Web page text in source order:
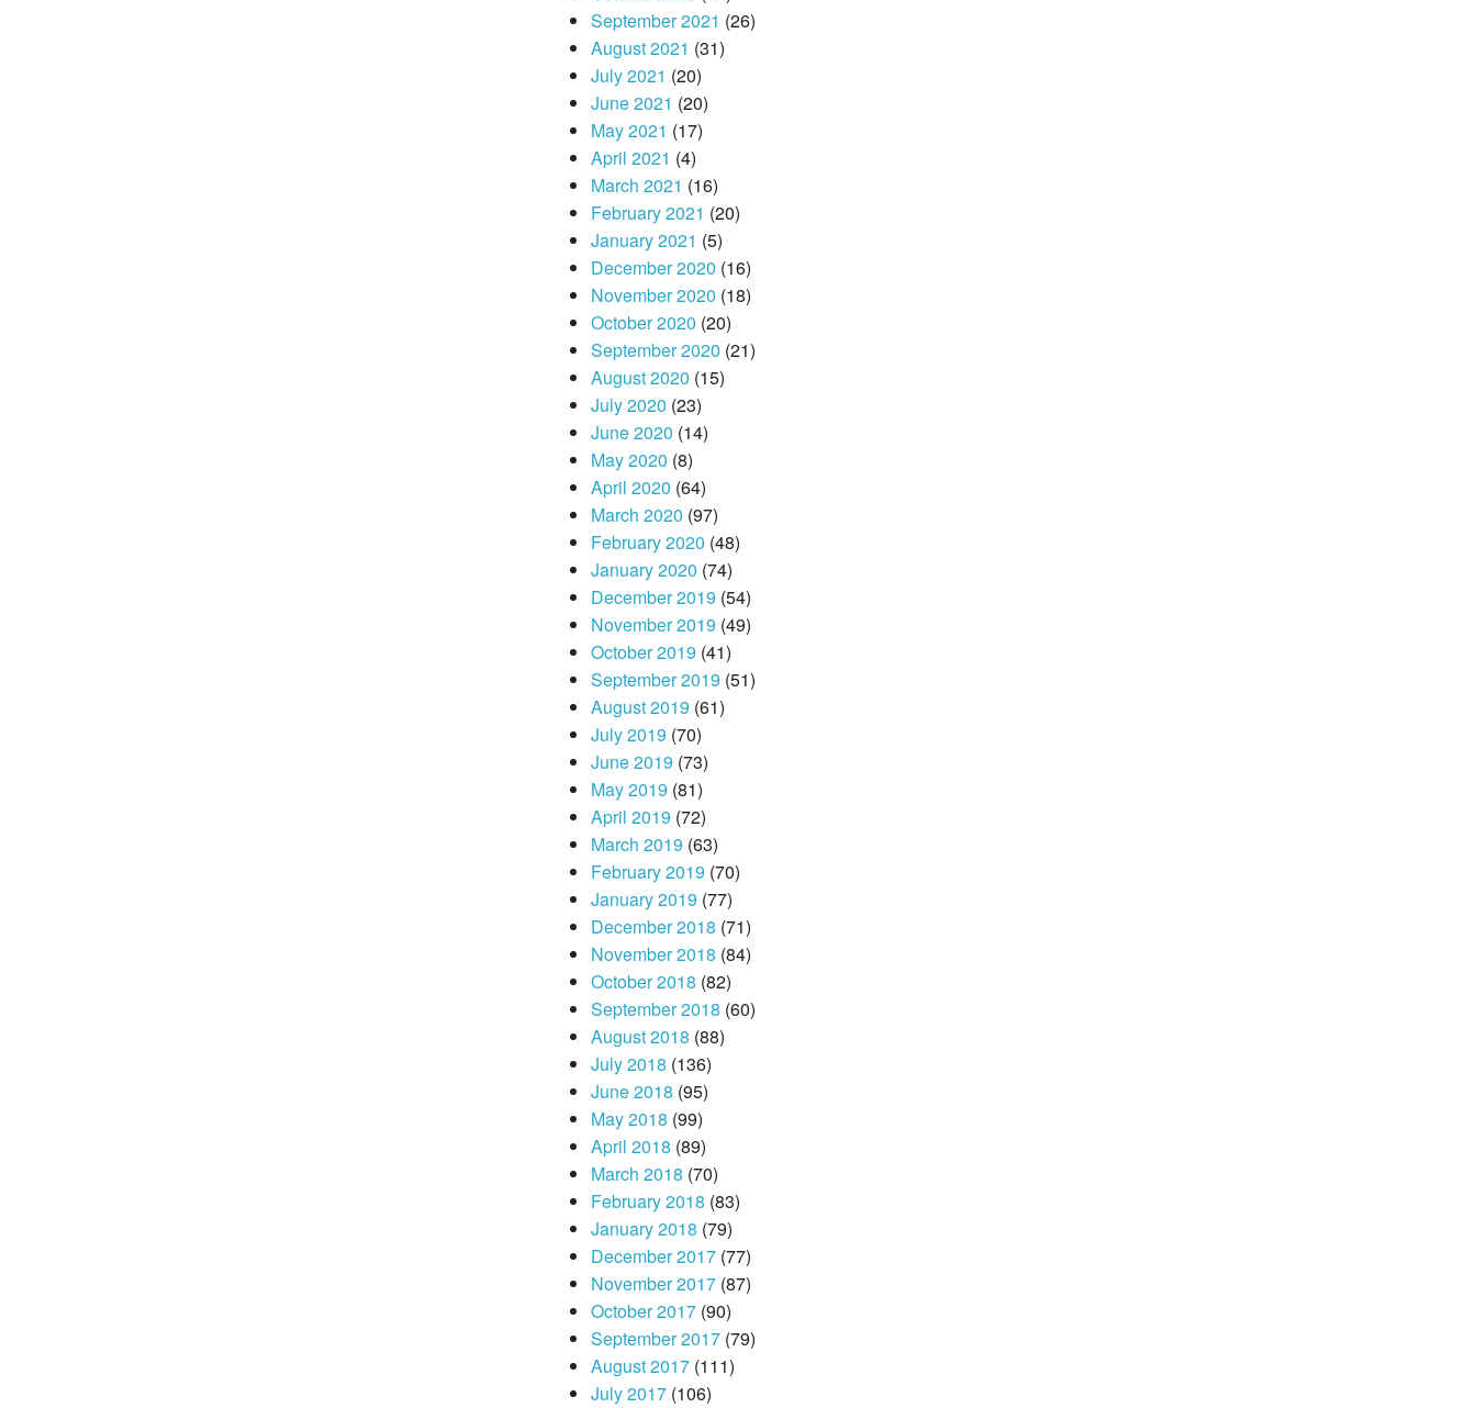
September 2021 (26)
August 2021 (31)
July 2021 (20)
June 2021 (20)
May 2021 (17)
April 2021 (4)
March 2021 (16)
February 2021 (20)
January 2021 (5)
December 2020 (16)
November 2020 (18)
October 2020 (20)
September 2020 (21)
August 2020 (15)
July 2020 (23)
June 2020 (14)
May 2020 (8)
April 2020 (64)
March 2020 (97)
February 2020 (48)
January 2020 (74)
December 2019 (54)
November 2019 (49)
October 2019 (41)
September 2019 (51)
August 2019 (61)
July 2019 (70)
June 2019 (73)
May 2019 (81)
April 2019 (72)
March 2019 (63)
February 2019 (70)
January 2019 (77)
December 2018 (71)
November 2018 (84)
October 2018 (82)
September 2018 (60)
August 2018 (88)
July 2018 (136)
June 2018 (95)
May 2018 (99)
April 2018 (89)
March 2018 (70)
February 2018 (83)
January 2018 (79)
December 2017(77)
November 2017(87)
October 2017(90)
September 2017(79)
August 2017(111)
July 2017(106)